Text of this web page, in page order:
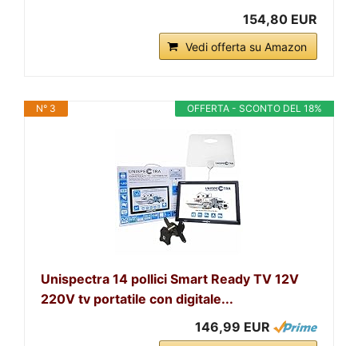
154,80 EUR
Vedi offerta su Amazon
OFFERTA - SCONTO DEL 18%
N° 3
Unispectra 14 pollici Smart Ready TV 12V
220V tv portatile con digitale...
146,99 EUR